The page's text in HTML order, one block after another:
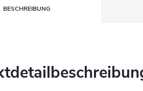
BESCHREIBUNG